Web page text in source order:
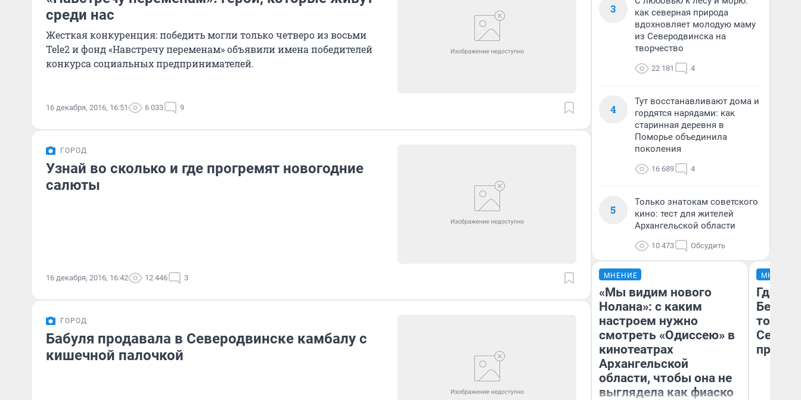
среди нас
Жесткая конкуренция: победить могли только четверо из восьми
Tele2 и фонд «Навстречу переменам» объявили имена победителей
конкурса социальных предпринимателей.
16 декабря, 2016, 16:51 6 033 9
ГОРОД
Узнай во сколько и где прогремят новогодние
салюты
16 декабря, 2016, 16:42 12 446 3
ГОРОД
Бабуля продавала в Северодвинске камбалу с
кишечной палочкой
3
как северная природа
вдохновляет молодую маму
из Северодвинска на
творчество
22 181 4
4
Тут восстанавливают дома и
гордятся нарядами: как
старинная деревня в
Поморье объединила
поколения
16 689 4
5
Только знатокам советского
кино: тест для жителей
Архангельской области
10 473 Обсудить
МНЕНИЕ
«Мы видим нового
Нолана»: с каким
настроем нужно
смотреть «Одиссею» в
кинотеатрах
Архангельской
области, чтобы она не
выглядела как фиаско
МНЕНИЕ
Где
Белом
точки